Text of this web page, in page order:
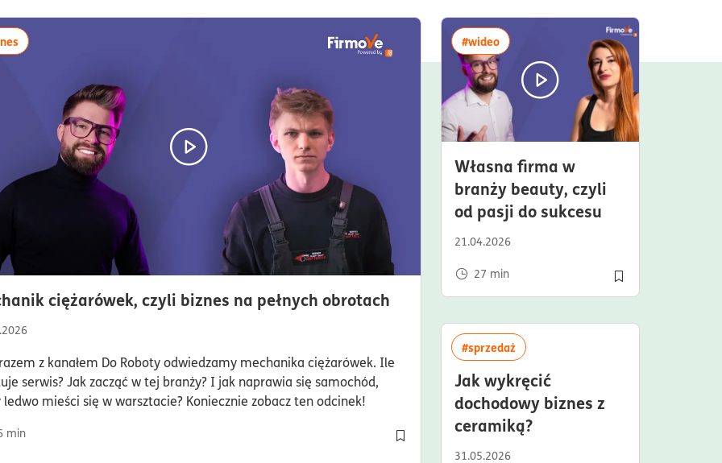
ciężarówek, czyli biznes na pełnych obrotachczas czytania26minuty
Dodaj do półki/usuń z półki artykuł Mechanik ciężarówek,
z kanałem Do Roboty odwiedzamy mechanika ciężarówek. Ile
serwis? Jak zacząć w tej branży? I jak naprawia się samochód,
mieści się w warsztacie? Koniecznie zobacz ten odcinek!
min
więcej artykułów z tagiem:#biznes
Własna firma w
branży beauty, czyli
od pasji do sukcesuczas
21.04.2026
Dodaj do półki/
27 min
#wideowięcej artykułów z tagiem:#wideo
Jak wykręcić
dochodowy biznes z
ceramiką?czas czytania19minuty
31.05.2026
#sprzedażwięcej artykułów z tagiem:#sprzedaż